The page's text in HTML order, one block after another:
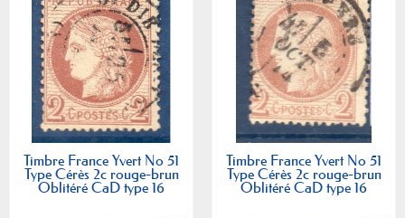
Timbre France Yvert No 51
Type Cérès 2c rouge-brun
Oblitéré CaD type 16
Timbre France Yvert No 51
Type Cérès 2c rouge-brun
Oblitéré CaD type 16